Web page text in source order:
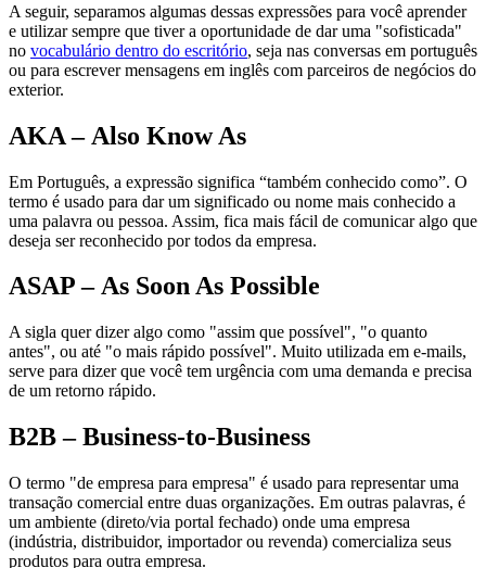
A seguir, separamos algumas dessas expressões para você aprender
e utilizar sempre que tiver a oportunidade de dar uma "sofisticada"
no vocabulário dentro do escritório, seja nas conversas em português
ou para escrever mensagens em inglês com parceiros de negócios do
exterior.
AKA – Also Know As
Em Português, a expressão significa “também conhecido como”. O
termo é usado para dar um significado ou nome mais conhecido a
uma palavra ou pessoa. Assim, fica mais fácil de comunicar algo que
deseja ser reconhecido por todos da empresa.
ASAP – As Soon As Possible
A sigla quer dizer algo como "assim que possível", "o quanto
antes", ou até "o mais rápido possível". Muito utilizada em e-mails,
serve para dizer que você tem urgência com uma demanda e precisa
de um retorno rápido.
B2B – Business-to-Business
O termo "de empresa para empresa" é usado para representar uma
transação comercial entre duas organizações. Em outras palavras, é
um ambiente (direto/via portal fechado) onde uma empresa
(indústria, distribuidor, importador ou revenda) comercializa seus
produtos para outra empresa.